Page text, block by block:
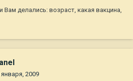
делались: возраст, какая вакцина,
января, 2009